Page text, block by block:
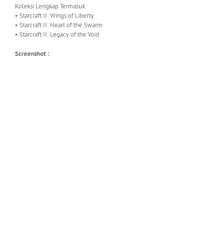
Koleksi Lengkap Termasuk:
• Starcraft II: Wings of Liberty
• Starcraft II: Heart of the Swarm
• Starcraft II: Legacy of the Void
Screenshot :